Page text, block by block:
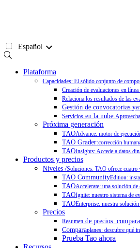
Español
Plataforma
Capacidades: El sólido conjunto de
Creación de evaluaciones en
Relaciona los resultados de las
Gestión de convocatorias y
Servicios en la nube:
Próxima generación
TAOAdvance: motor de
TAO Grader:corrección
TAOInsights: Accede a datos
Productos y precios
Niveles /Soluciones: TAO ofrece cuatro
TAO CommunityEdition:
TAOAccelerate: una solución
TAOIgnite: nuestro sistema de
TAOEnterprise: nuestra
Precios
Resumen de precios: compara
Comparaplanes: descubre qué
Prueba Tao ahora